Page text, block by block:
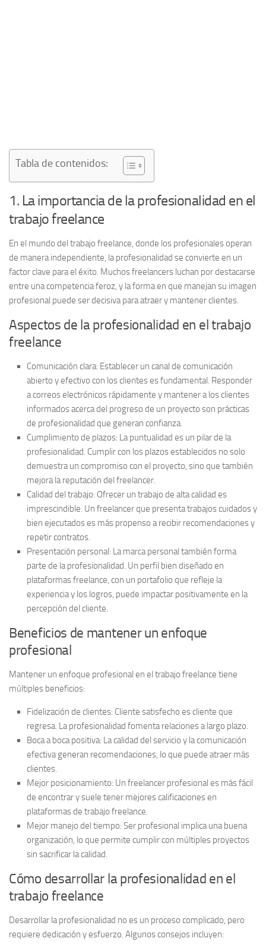
Tabla de contenidos:
1. La importancia de la profesionalidad en el
trabajo freelance
En el mundo del trabajo freelance, donde los profesionales operan
de manera independiente, laprofesionalidad se convierte en un
factor clave para el éxito. Muchos freelancers luchan por destacarse
entre una competencia feroz, y la forma en que manejan su imagen
profesional puede ser decisiva para atraer y mantener clientes.
Aspectos de la profesionalidad en el trabajo
freelance
Comunicación clara: Establecer un canal de comunicación
abierto y efectivo con los clientes es fundamental. Responder
a correos electrónicos rápidamente y mantener a los clientes
informados acerca del progreso de un proyecto son prácticas
de profesionalidad que generan confianza.
Cumplimiento de plazos: La puntualidad es un pilar de la
profesionalidad. Cumplir con los plazos establecidos no solo
demuestra un compromiso con el proyecto, sino que también
mejora la reputación del freelancer.
Calidad del trabajo: Ofrecer un trabajo de alta calidad es
imprescindible. Un freelancer que presenta trabajos cuidados y
bien ejecutados es más propenso a recibir recomendaciones y
repetir contratos.
Presentación personal: La marca personal también forma
parte de la profesionalidad. Un perfil bien diseñado en
plataformas freelance, con un portafolio que refleje la
experiencia y los logros, puede impactar positivamente en la
percepción del cliente.
Beneficios de mantener un enfoque
profesional
Mantener un enfoque profesional en el trabajo freelance tiene
múltiples beneficios:
Fidelización de clientes: Cliente satisfecho es cliente que
regresa. La profesionalidad fomenta relaciones a largo plazo.
Boca a boca positiva: La calidad del servicio y la comunicación
efectiva generan recomendaciones, lo que puede atraer más
clientes.
Mejor posicionamiento: Un freelancer profesional es más fácil
de encontrar y suele tener mejores calificaciones en
plataformas de trabajo freelance.
Mejor manejo del tiempo: Ser profesional implica una buena
organización, lo que permite cumplir con múltiples proyectos
sin sacrificar la calidad.
Cómo desarrollar la profesionalidad en el
trabajo freelance
Desarrollar la profesionalidad no es un proceso complicado, pero
requiere dedicación y esfuerzo. Algunos consejos incluyen: